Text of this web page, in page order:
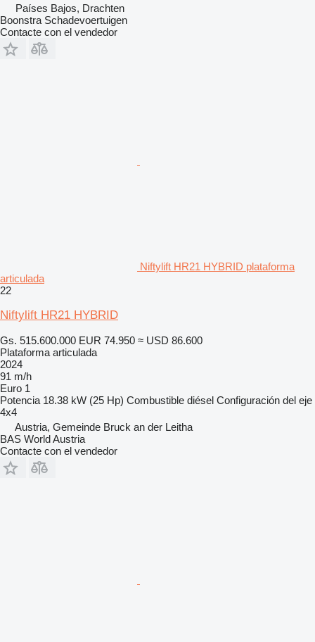
Países Bajos, Drachten
Boonstra Schadevoertuigen
Contacte con el vendedor
Niftylift HR21 HYBRID plataforma
articulada
22
Niftylift HR21 HYBRID
Gs. 515.600.000 EUR 74.950 ≈ USD 86.600
Plataforma articulada
2024
91 m/h
Euro 1
Potencia 18.38 kW (25 Hp) Combustible diésel Configuración del eje
4x4
Austria, Gemeinde Bruck an der Leitha
BAS World Austria
Contacte con el vendedor